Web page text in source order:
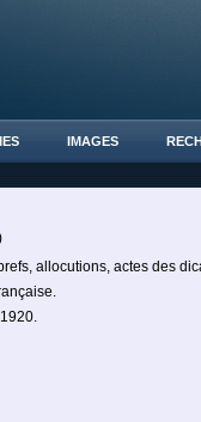
IMAGES
allocutions, actes des